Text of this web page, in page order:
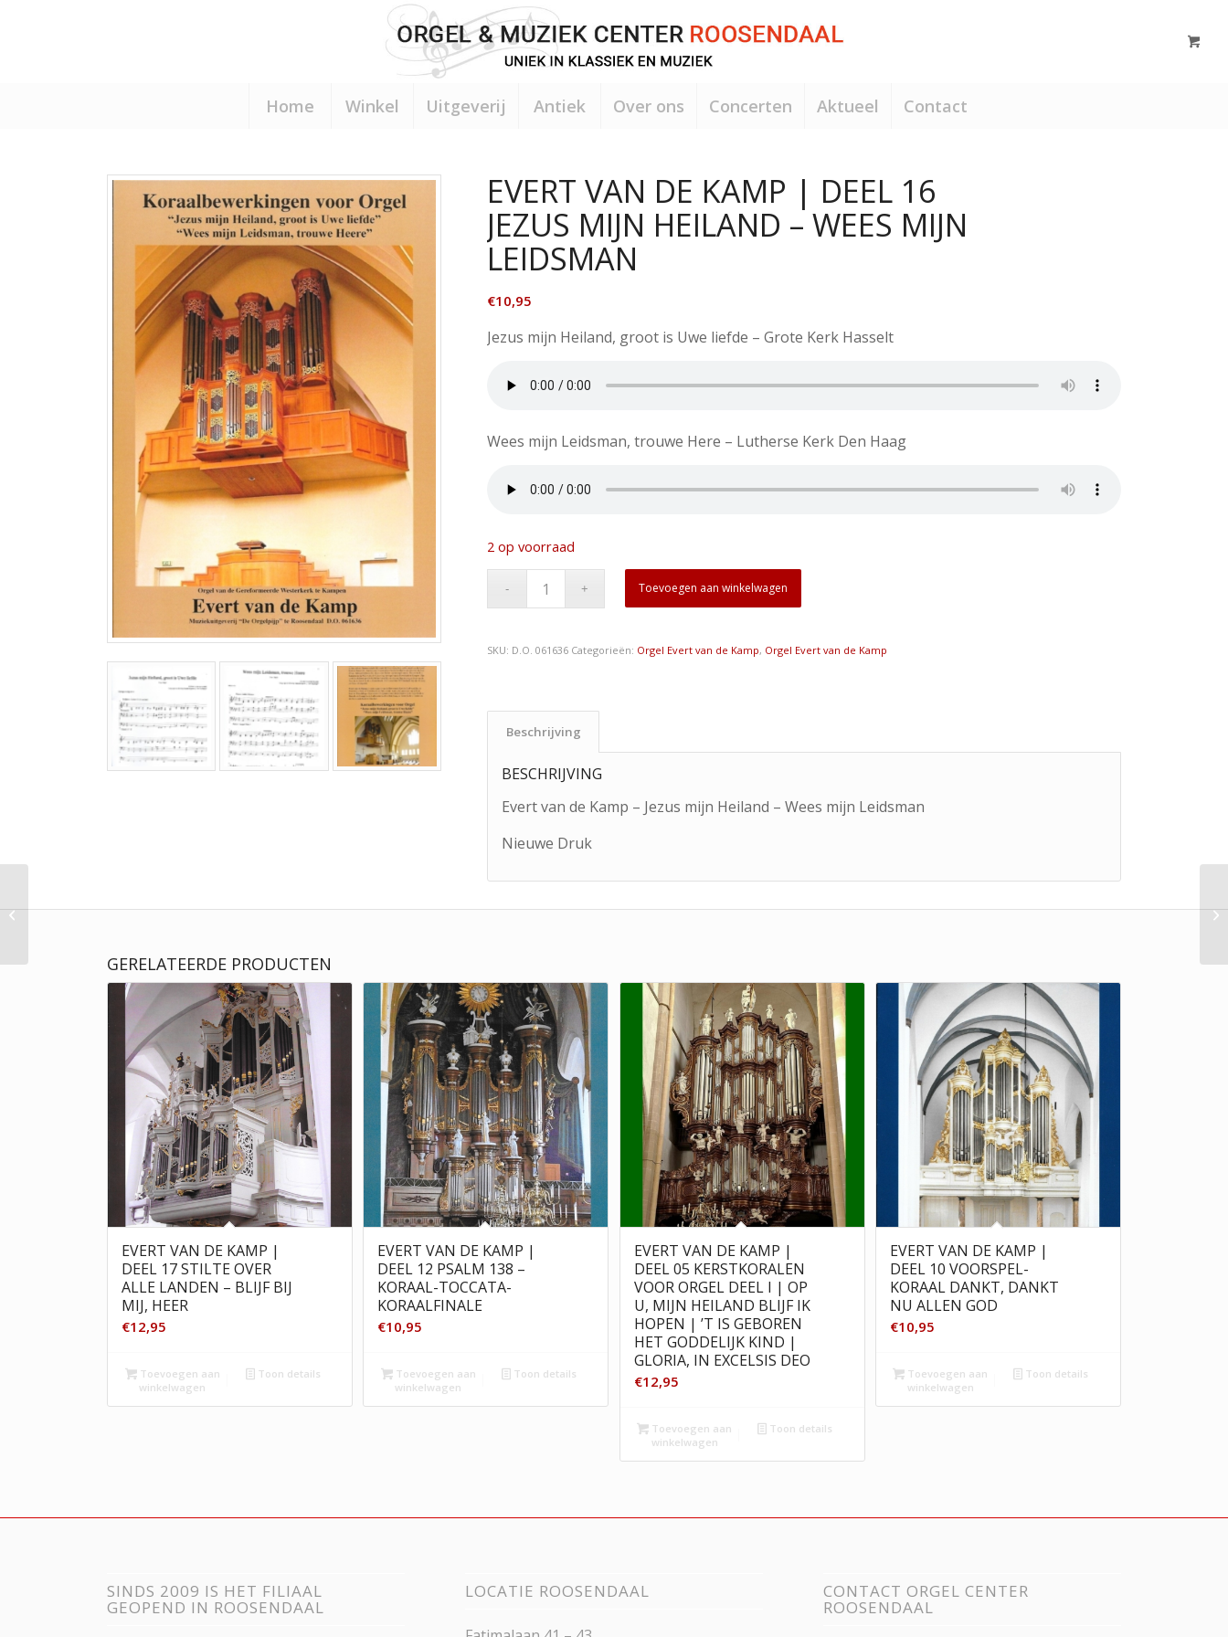
Home Winkel Uitgeverij Antiek Over ons Concerten Aktueel Contact
EVERT VAN DE KAMP | DEEL 16
JEZUS MIJN HEILAND – WEES MIJN
LEIDSMAN
€10,95
Jezus mijn Heiland, groot is Uwe liefde – Grote Kerk Hasselt
Wees mijn Leidsman, trouwe Here – Lutherse Kerk Den Haag
2 op voorraad
Toevoegen aan winkelwagen
SKU: D.O. 061636 Categorieën: Orgel Evert van de Kamp, Orgel Evert van de Kamp
Beschrijving
BESCHRIJVING
Evert van de Kamp – Jezus mijn Heiland – Wees mijn Leidsman
Nieuwe Druk
GERELATEERDE PRODUCTEN
EVERT VAN DE KAMP |
DEEL 17 STILTE OVER
ALLE LANDEN – BLIJF BIJ
MIJ, HEER
€12,95
Toevoegen aan
winkelwagen
Toon details
EVERT VAN DE KAMP |
DEEL 12 PSALM 138 –
KORAAL-TOCCATA-
KORAALFINALE
€10,95
Toevoegen aan
winkelwagen
Toon details
EVERT VAN DE KAMP |
DEEL 05 KERSTKORALEN
VOOR ORGEL DEEL I | OP
U, MIJN HEILAND BLIJF IK
HOPEN | ’T IS GEBOREN
HET GODDELIJK KIND |
GLORIA, IN EXCELSIS DEO
€12,95
Toevoegen aan
winkelwagen
Toon details
EVERT VAN DE KAMP |
DEEL 10 VOORSPEL-
KORAAL DANKT, DANKT
NU ALLEN GOD
€10,95
Toevoegen aan
winkelwagen
Toon details
SINDS 2009 IS HET FILIAAL
GEOPEND IN ROOSENDAAL
LOCATIE ROOSENDAAL CONTACT ORGEL CENTER
ROOSENDAAL
Deel 20 Eens als de